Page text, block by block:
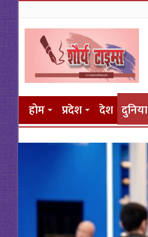
होम प्रदेश देश दुनिया